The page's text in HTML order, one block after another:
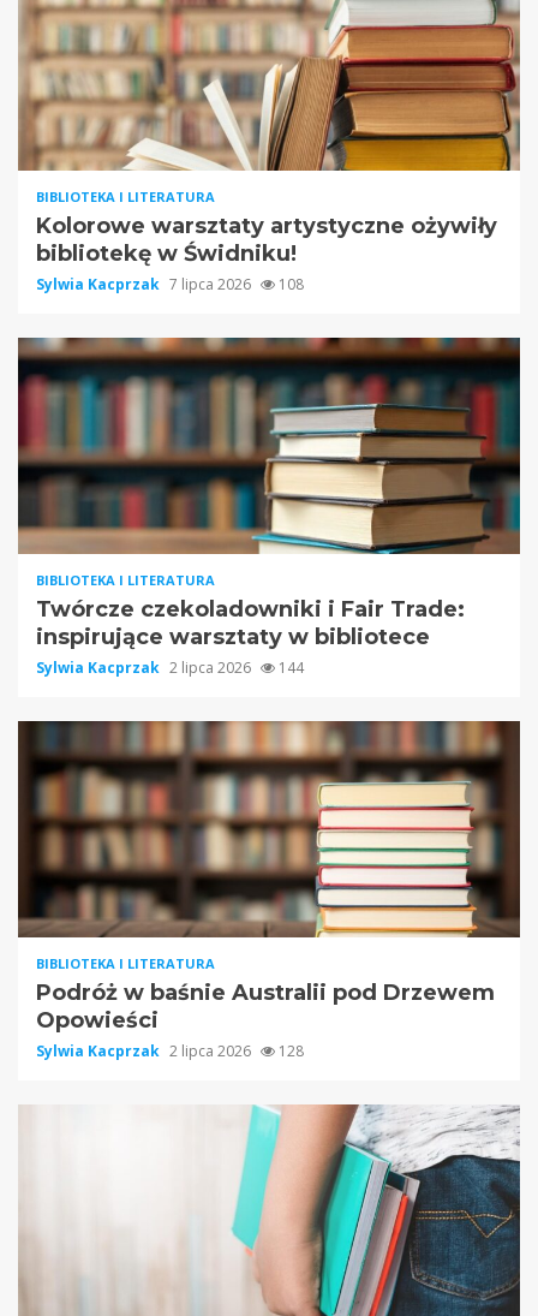
BIBLIOTEKA I LITERATURA
Kolorowe warsztaty artystyczne ożywiły
bibliotekę w Świdniku!
Sylwia Kacprzak 7 lipca 2026 108
BIBLIOTEKA I LITERATURA
Twórcze czekoladowniki i Fair Trade:
inspirujące warsztaty w bibliotece
Sylwia Kacprzak 2 lipca 2026 144
BIBLIOTEKA I LITERATURA
Podróż w baśnie Australii pod Drzewem
Opowieści
Sylwia Kacprzak 2 lipca 2026 128